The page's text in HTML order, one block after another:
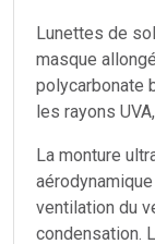
Lunettes de
masque
polycarbonate
les rayons
La monture
ventilation du
condensation.